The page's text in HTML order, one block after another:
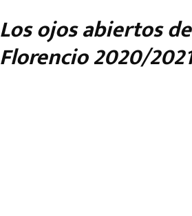
Los ojos abiertos
Florencio 2020/